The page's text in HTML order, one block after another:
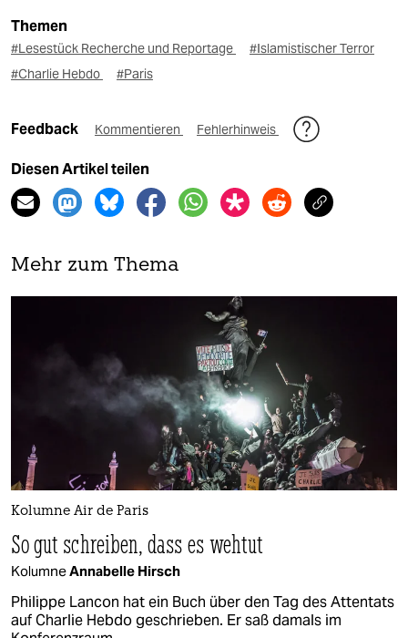
Themen
#Lesestück Recherche und Reportage
#Islamistischer Terror
#Charlie Hebdo
#Paris
Feedback Kommentieren Fehlerhinweis
Diesen Artikel teilen
Mehr zum Thema
Kolumne Air de Paris
So gut schreiben, dass es wehtut
KolumneAnnabelle Hirsch
Philippe Lancon hat ein Buch über den Tag des Attentats
auf Charlie Hebdo geschrieben. Er saß damals im